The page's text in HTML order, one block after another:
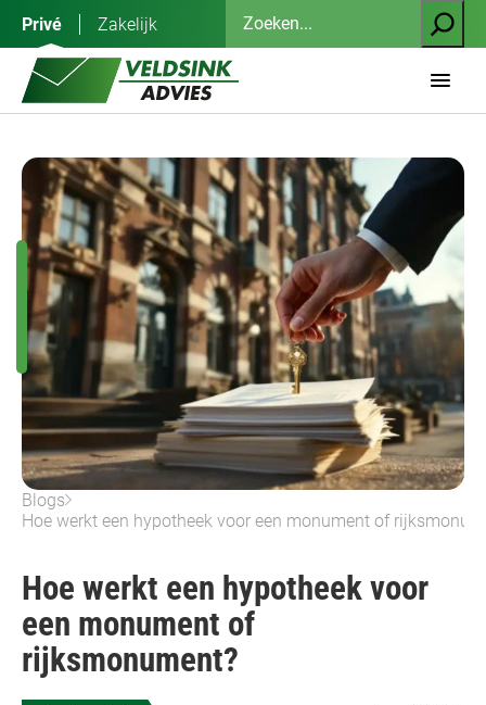
inhoud
Privé Zakelijk
Zoeken
Blogs
Hoe werkt een hypotheek voor een monument of
Hoe werkt een hypotheek voor
een monument of
rijksmonument?